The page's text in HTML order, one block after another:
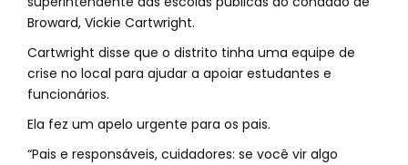
Broward, Vickie Cartwright.
Cartwright disse que o distrito tinha uma equipe de
crise no local para ajudar a apoiar estudantes e
funcionários.
Ela fez um apelo urgente para os pais.
“Pais e responsáveis, cuidadores: se você vir algo